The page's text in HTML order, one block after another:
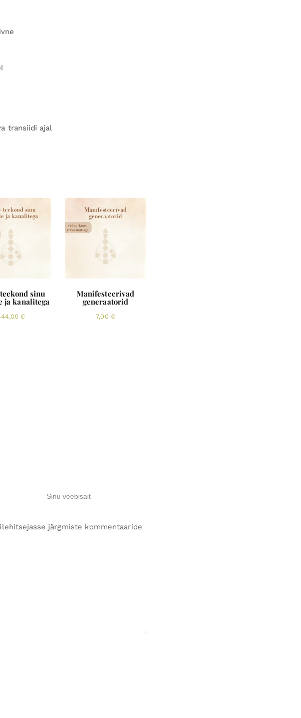
transiidi ajal
sinu
ja kanalitega
€
Manifesteerivad
generaatorid
7,00 €
järgmiste kommentaaride